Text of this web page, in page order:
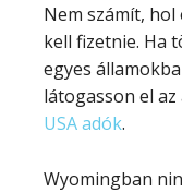
Nem számít, hol
kell fizetnie. Ha
egyes
látogasson el
USA adók.
Wyomingban